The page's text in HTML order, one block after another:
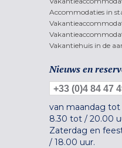
Accommodaties in
Vakantiehuis in de
Nieuws en
+33 (0)4 84 47
van maandag
8.30 tot / 20.00
Zaterdag en
/ 18.00 uur.